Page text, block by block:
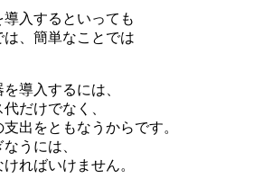
入するといっても
、簡単なことでは
導入するには、
だけでなく、
出をともなうからです。
うには、
ればいけません。